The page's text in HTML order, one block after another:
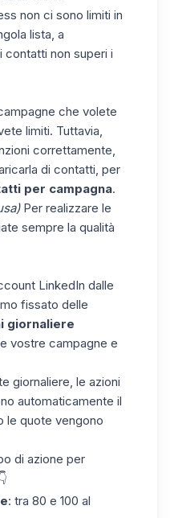
non ci sono limiti in
lista, a
non superi i
che volete
limiti. Tuttavia,
correttamente,
di contatti, per
per campagna.
Per realizzare le
sempre la qualità
LinkedIn dalle
fissato delle
giornaliere
vostre campagne e
giornaliere, le azioni
automaticamente il
le quote vengono
di azione per
: tra 80 e 100 al